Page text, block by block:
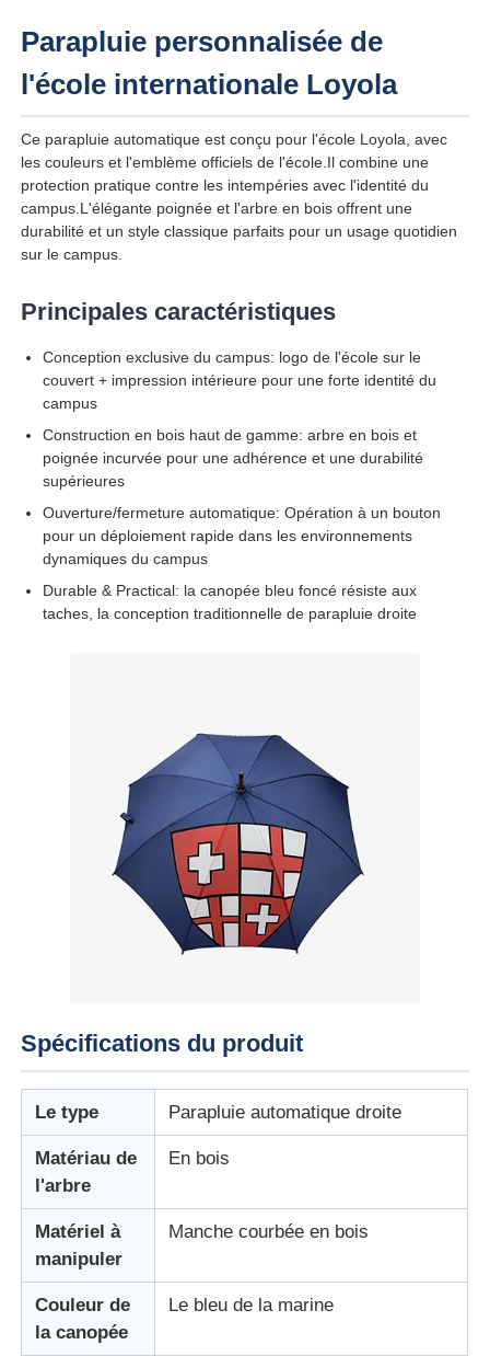
Aperçu
Produits
A propos de nous
Visite d'usine
Contrôle de la qualité
Demande de soumission
parapluies de golf
Des parapluies
parapluies promotionnels
Parapluie étanche
Parapluies inversées
Parapluies à poignée en bois
Parapluie personnalisée de
l'école internationale Loyola
Ce parapluie automatique est conçu pour l'école Loyola, avec
les couleurs et l'emblème officiels de l'école.Il combine une
protection pratique contre les intempéries avec l'identité du
campus.L'élégante poignée et l'arbre en bois offrent une
durabilité et un style classique parfaits pour un usage quotidien
sur le campus.
Principales caractéristiques
Conception exclusive du campus: logo de l'école sur le
couvert + impression intérieure pour une forte identité du
campus
Construction en bois haut de gamme: arbre en bois et
poignée incurvée pour une adhérence et une durabilité
supérieures
Ouverture/fermeture automatique: Opération à un bouton
pour un déploiement rapide dans les environnements
dynamiques du campus
Durable & Practical: la canopée bleu foncé résiste aux
taches, la conception traditionnelle de parapluie droite
Spécifications du produit
Le type Parapluie automatique droite
Matériau de
l'arbre
En bois
Matériel à
manipuler
Manche courbée en bois
Couleur de
la canopée
Le bleu de la marine